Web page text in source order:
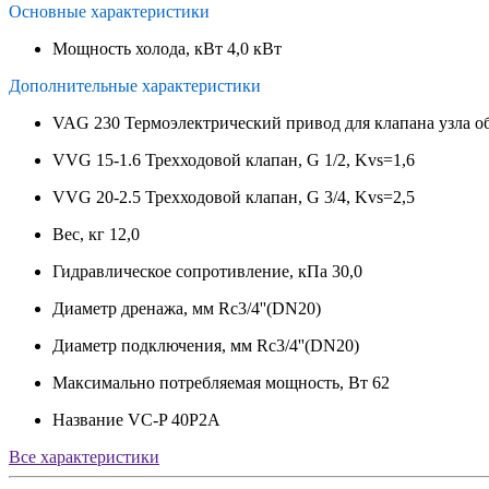
Основные характеристики
Мощность холода, кВт 4,0 кВт
Дополнительные характеристики
VAG 230 Термоэлектрический привод для клапана узла
VVG 15-1.6 Трехходовой клапан, G 1/2, Kvs=1,6
VVG 20-2.5 Трехходовой клапан, G 3/4, Kvs=2,5
Вес, кг 12,0
Гидравлическое сопротивление, кПа 30,0
Диаметр дренажа, мм Rc3/4''(DN20)
Диаметр подключения, мм Rc3/4''(DN20)
Максимально потребляемая мощность, Вт 62
Название VC-P 40P2A
Все характеристики